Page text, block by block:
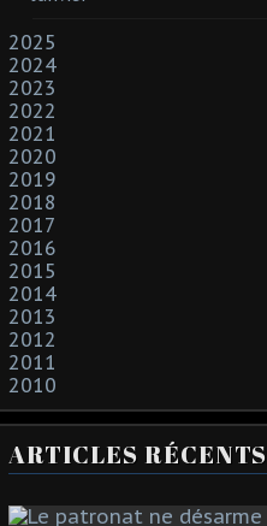
2025
2024
2023
2022
2021
2020
2019
2018
2017
2016
2015
2014
2013
2012
2011
2010
ARTICLES RÉCENTS